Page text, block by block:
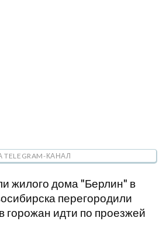
КАНАЛ
жилого дома "Берлин" в
перегородили
горожан идти по проезжей